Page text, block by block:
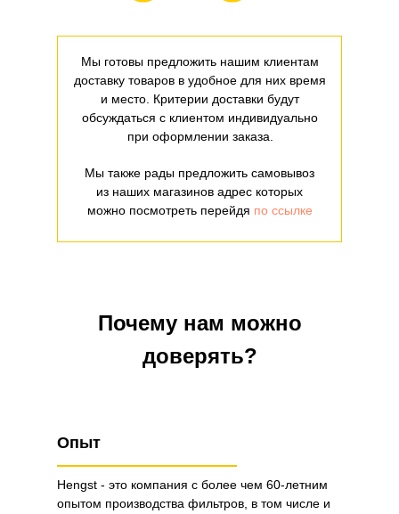
Мы готовы предложить нашим клиентам
доставку товаров в удобное для них время
и место. Критерии доставки будут
обсуждаться с клиентом индивидуально
при оформлении заказа.
Мы также рады предложить самовывоз
из наших магазинов адрес которых
можно посмотреть перейдя по ссылке
Почему нам можно
доверять?
Опыт
Hengst - это компания с более чем 60-летним
опытом производства фильтров, в том числе и